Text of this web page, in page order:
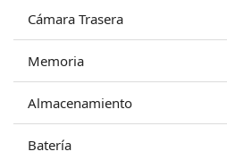
Cámara Trasera
Memoria
Almacenamiento
Batería